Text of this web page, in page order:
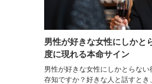
男性が好きな女性にしかと
度に現れる本命サイン
男性が好きな女性にしかとらな
存知ですか？好きな人と話すとき